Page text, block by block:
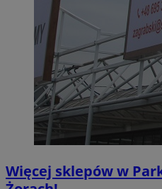
Więcej sklepów w